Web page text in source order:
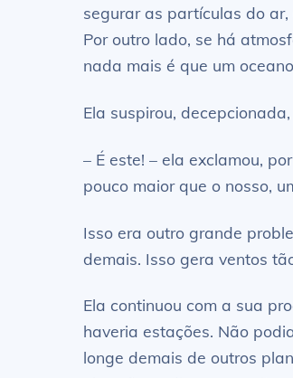
segurar as partículas do
Por outro lado, se há
nada mais é que um
Ela suspirou,
– É este! – ela exclamou,
pouco maior que o nosso,
Isso era outro grande
demais. Isso gera ventos
Ela continuou com a sua
haveria estações. Não
longe demais de outros